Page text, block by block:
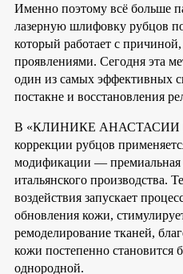
Именно поэтому всё больше
лазерную шлифовку рубцов
который работает с
проявлениями. Сегодня эта
один из самых эффективных
постакне и восстановления
В «КЛИНИКЕ АНАСТАСИИ
коррекции рубцов
модификации — премиальная
итальянского производства.
воздействия запускает
обновления кожи,
ремоделирование тканей,
кожи постепенно становится
однородной.